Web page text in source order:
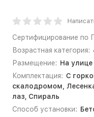
Сертифицирование по
Возрастная категория:
Размещение: На улице
Комплектация: С
скалодромом,
лаз, Спираль
Способ установки: